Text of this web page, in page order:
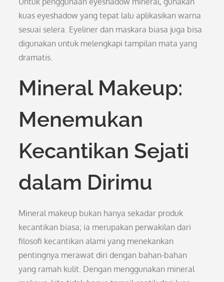
kuas eyeshadow yang tepat lalu aplikasikan warna
sesuai selera. Eyeliner dan maskara biasa juga bisa
digunakan untuk melengkapi tampilan mata yang
dramatis.
Mineral Makeup:
Menemukan
Kecantikan Sejati
dalam Dirimu
Mineral makeup bukan hanya sekadar produk
kecantikan biasa; ia merupakan perwakilan dari
filosofi kecantikan alami yang menekankan
pentingnya merawat diri dengan bahan-bahan
yang ramah kulit. Dengan menggunakan mineral